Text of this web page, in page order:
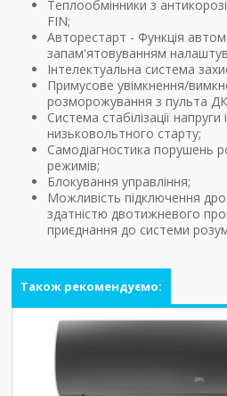
Теплообмінники з
FIN;
Авторестарт - Функція
запам'ятовуванням
Інтелектуальна система
Примусове увімкнення/
розморожування з пульта
Система стабілізації
низьковольтного старту;
Самодіагностика порушень
режимів;
Блокування управління;
Можливість підключення
здатністю двотижневого
приєднання до системи
Також рекомендуємо: